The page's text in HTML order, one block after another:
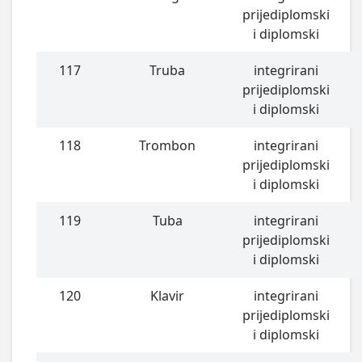
prijediplomski
i diplomski
117 Truba
integrirani
prijediplomski
i diplomski
118 Trombon
integrirani
prijediplomski
i diplomski
119 Tuba
integrirani
prijediplomski
i diplomski
120 Klavir
integrirani
prijediplomski
i diplomski